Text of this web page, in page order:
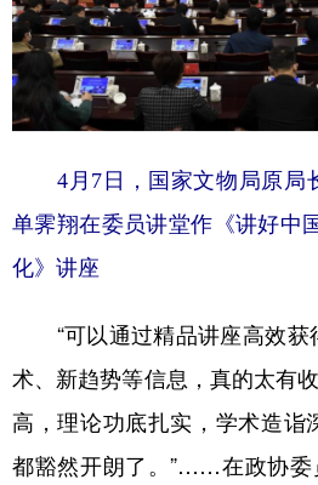
4月7日，国家文物局原局
单霁翔在委员讲堂作《讲好中
化》讲座
“可以通过精品讲座高效获
术、新趋势等信息，真的太有
高，理论功底扎实，学术造诣
都豁然开朗了。”……在政协委